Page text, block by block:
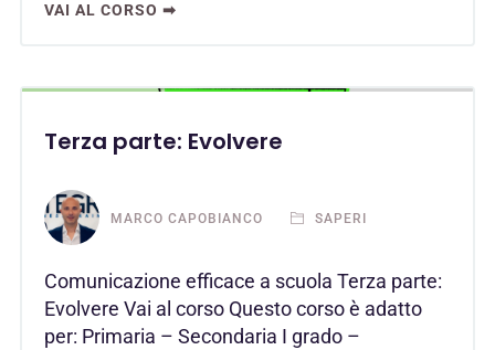
VAI AL CORSO ➡
Terza parte: Evolvere
MARCO CAPOBIANCO SAPERI
Comunicazione efficace a scuola Terza parte:
Evolvere Vai al corso Questo corso è adatto
per: Primaria – Secondaria I grado –